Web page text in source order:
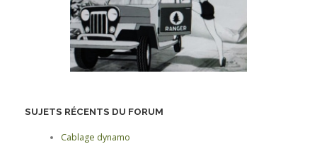
SUJETS RÉCENTS DU FORUM
Cablage dynamo